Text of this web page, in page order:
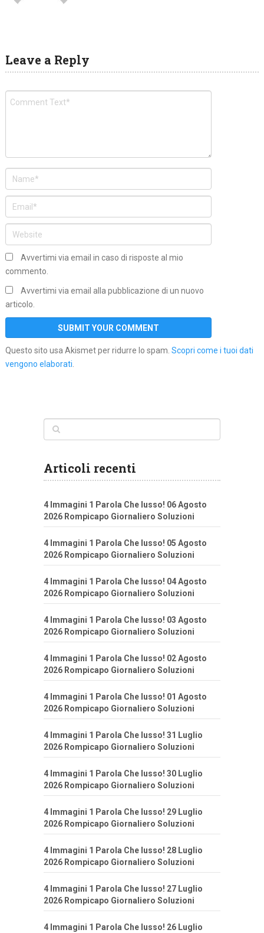
Leave a Reply
Avvertimi via email in caso di risposte al mio
commento.
Avvertimi via email alla pubblicazione di un nuovo
articolo.
Questo sito usa Akismet per ridurre lo spam. Scopri come i tuoi dati
vengono elaborati.
Articoli recenti
4 Immagini 1 Parola Che lusso! 06 Agosto
2026 Rompicapo Giornaliero Soluzioni
4 Immagini 1 Parola Che lusso! 05 Agosto
2026 Rompicapo Giornaliero Soluzioni
4 Immagini 1 Parola Che lusso! 04 Agosto
2026 Rompicapo Giornaliero Soluzioni
4 Immagini 1 Parola Che lusso! 03 Agosto
2026 Rompicapo Giornaliero Soluzioni
4 Immagini 1 Parola Che lusso! 02 Agosto
2026 Rompicapo Giornaliero Soluzioni
4 Immagini 1 Parola Che lusso! 01 Agosto
2026 Rompicapo Giornaliero Soluzioni
4 Immagini 1 Parola Che lusso! 31 Luglio
2026 Rompicapo Giornaliero Soluzioni
4 Immagini 1 Parola Che lusso! 30 Luglio
2026 Rompicapo Giornaliero Soluzioni
4 Immagini 1 Parola Che lusso! 29 Luglio
2026 Rompicapo Giornaliero Soluzioni
4 Immagini 1 Parola Che lusso! 28 Luglio
2026 Rompicapo Giornaliero Soluzioni
4 Immagini 1 Parola Che lusso! 27 Luglio
2026 Rompicapo Giornaliero Soluzioni
4 Immagini 1 Parola Che lusso! 26 Luglio